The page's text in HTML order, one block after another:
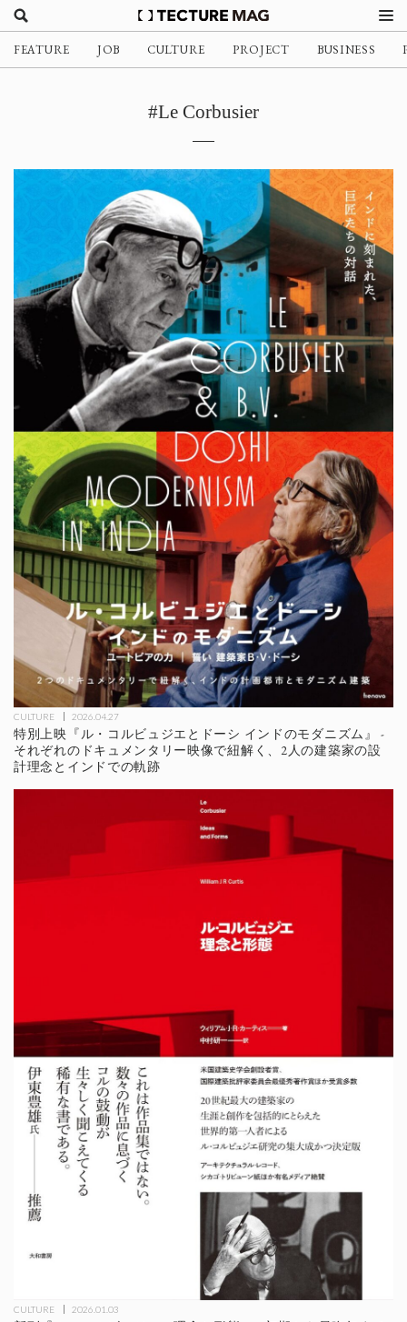
FEATURE JOB CULTURE PROJECT BUSINESS
#Le Corbusier
CULTURE 2026.04.27
特別上映『ル・コルビュジエとドーシ インドのモダニズム』 -
それぞれのドキュメンタリー映像で紐解く、2人の建築家の設
計理念とインドでの軌跡
CULTURE 2026.01.03